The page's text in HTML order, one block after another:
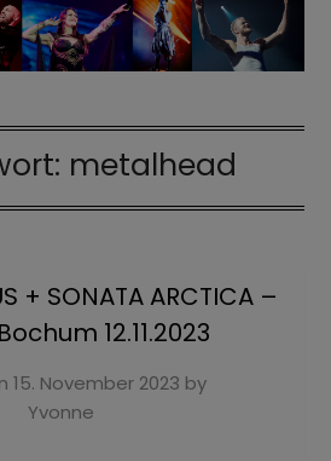
metalhead
+ SONATA ARCTICA –
12.11.2023
15. November 2023 by
Yvonne